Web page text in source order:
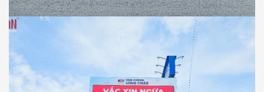
Thiết Kế Thi Công Công Trình Nhà Thuốc
Long Châu Tại Xã D’Ran, Tỉnh Lâm Đồng